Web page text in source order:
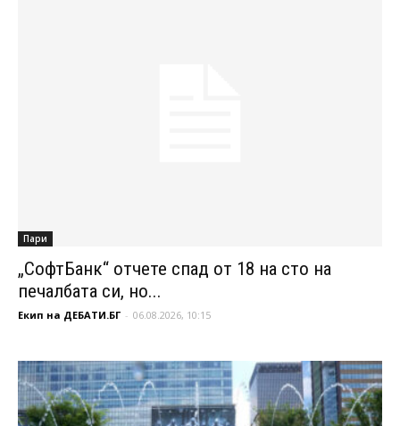
Пари
„СофтБанк“ отчете спад от 18 на сто на
печалбата си, но...
Екип на ДЕБАТИ.БГ - 06.08.2026, 10:15